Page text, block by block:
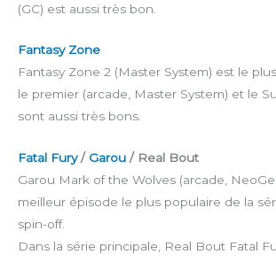
(GC) est aussi très bon.
Fantasy Zone
Fantasy Zone 2 (Master System) est le
le premier (arcade, Master System) et le
sont aussi très bons.
Fatal Fury/ Garou / Real Bout
Garou Mark of the Wolves (arcade,
meilleur épisode le plus populaire de la
spin-off.
Dans la série principale, Real Bout Fatal